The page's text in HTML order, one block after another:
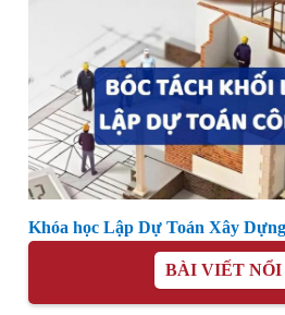
Khóa học Lập Dự Toán Xây
BÀI VIẾT NỔI